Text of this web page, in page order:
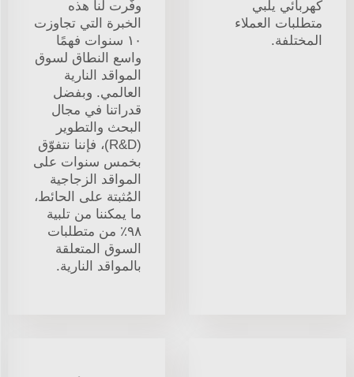
كهربائي يلبي
متطلبات العملاء
المختلفة.
وفّرت لنا هذه
الخبرة التي تجاوزت
١٠ سنوات فهمًا
واسع النطاق لسوق
المواقد النارية
العالمي. وبفضل
قدراتنا في مجال
البحث والتطوير
(R&D)، فإننا نتفوّق
بخمس سنوات على
المواقد الزجاجية
المُثبتة على الحائط،
ما يمكننا من تلبية
٩٨٪ من متطلبات
السوق المتعلقة
بالمواقد النارية.